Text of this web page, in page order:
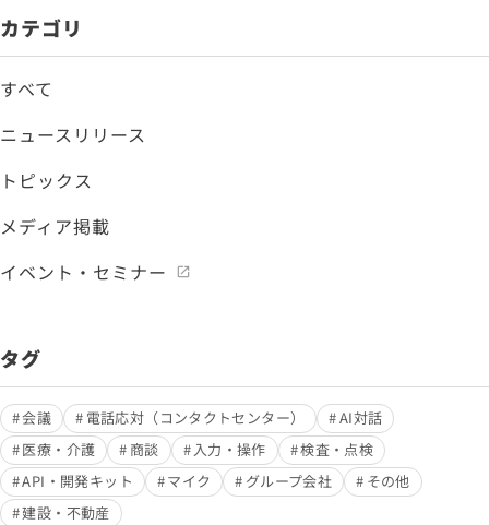
カテゴリ
すべて
ニュースリリース
トピックス
メディア掲載
イベント・セミナー
タグ
会議 電話応対（コンタクトセンター）
AI対話
医療・介護
商談 入力・操作
検査・点検
API・開発キット
マイク グループ会社
その他
建設・不動産